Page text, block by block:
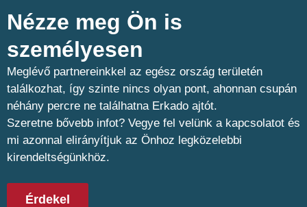
Nézze meg Ön is
személyesen​
Meglévő partnereinkkel az egész ország területén
találkozhat, így szinte nincs olyan pont, ahonnan csupán
néhány percre ne találhatna Erkado ajtót.
Szeretne bővebb infot? Vegye fel velünk a kapcsolatot és
mi azonnal elirányítjuk az Önhoz legközelebbi
kirendeltségünkhöz.
Érdekel